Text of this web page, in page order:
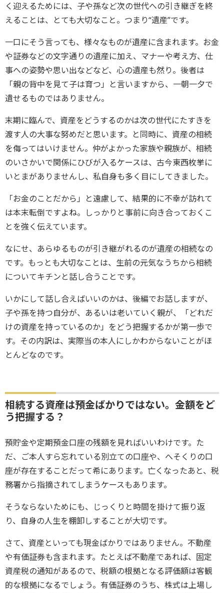
く迎えるためには、子や孫など次の世代への引き継ぎを終
えることは、とても大切なこと。つまり“遺産”です。
一口にそう言っても、様々なものが遺産に含まれます。お金
や証券などの文字通りの遺産に加え、マナーや考え方、仕
事への姿勢や思い出などなど、心の遺産も然り。後者は
「親の背中を見て子は育つ」と言いますから、一朝一夕で
遺せるものではありません。
末期に臨んで、資産をどうするのかは次の世代にたすきを
渡す人の大事な努めだと思います。と同時に、資産の相続
を侮ってはいけません。仲がよかった家族や親族が、相続
のいさかいで関係にひびが入るケースは、古今東西枚挙に
いとまがありませんし、私自身も多く目にしてきました。
「お金のことだから」と遠慮して、結果的に不幸が訪れて
は本末転倒ですよね。しっかりと事前に向き合っておくこ
とを強く伝えています。
なにせ、あらゆるものが引き継がれるのが遺産の相続なの
です。もっとも大切なことは、生前の元気なうちから相続
についてキチンと話し合うことです。
いかにして話し合えばいいのかは、後編でお話しますが、
子や孫を持つ自分が、あるいは老いていく親が、「どれだ
けの資産を持っているのか」をどう把握するかが第一歩で
す。その内訳は、実際当の本人にしかわからないことがほ
とんどなのです。
相続する資産は預金ばかりではない。金額をど
う把握する？
預貯金や定期預金口座の残額を見ればいいわけです。た
だ、ご本人すら忘れている別立ての口座や、へそくりの口
座が存在することだって希にあります。亡くなったあと、税
務署から指摘されてしまうケースもあります。
そうならないためにも、じっくりと時間を掛けて振り返
り、自身の人生を棚卸しすることが大切です。
さて、資産といっても現金ばかりではありません。不動産
や有価証券も含まれます。たとえば不動産であれば、固定
資産税の通知があるので、税額の根拠となる評価額は客観
的な根拠になるでしょう。有価証券のうち、株式は上場し